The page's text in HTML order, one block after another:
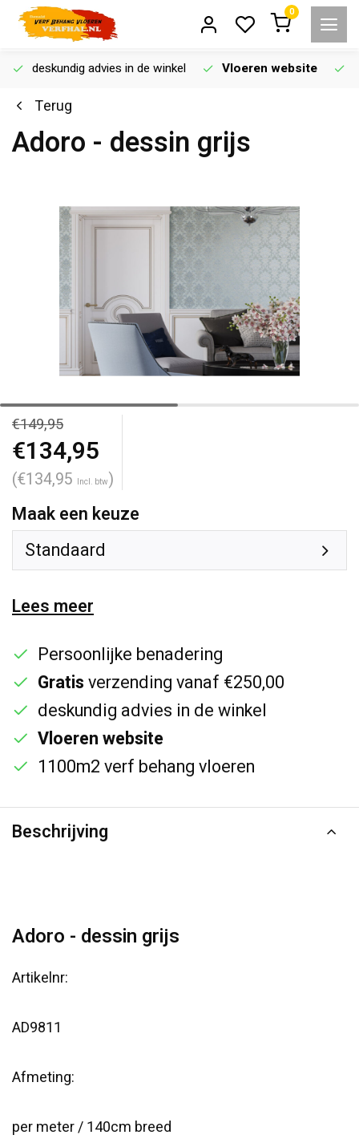
0
deskundig advies in de winkel Vloeren website
Terug
Adoro - dessin grijs
€149,95
€134,95
(€134,95 Incl. btw)
Maak een keuze
Standaard
Lees meer
Persoonlijke benadering
Gratisverzending vanaf €250,00
deskundig advies in de winkel
Vloeren website
1100m2 verf behang vloeren
Beschrijving
Adoro - dessin grijs
Artikelnr:
AD9811
Afmeting:
per meter / 140cm breed